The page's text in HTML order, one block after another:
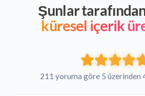
Şunlar
küresel içerik
211 yoruma göre 5 üzerinden